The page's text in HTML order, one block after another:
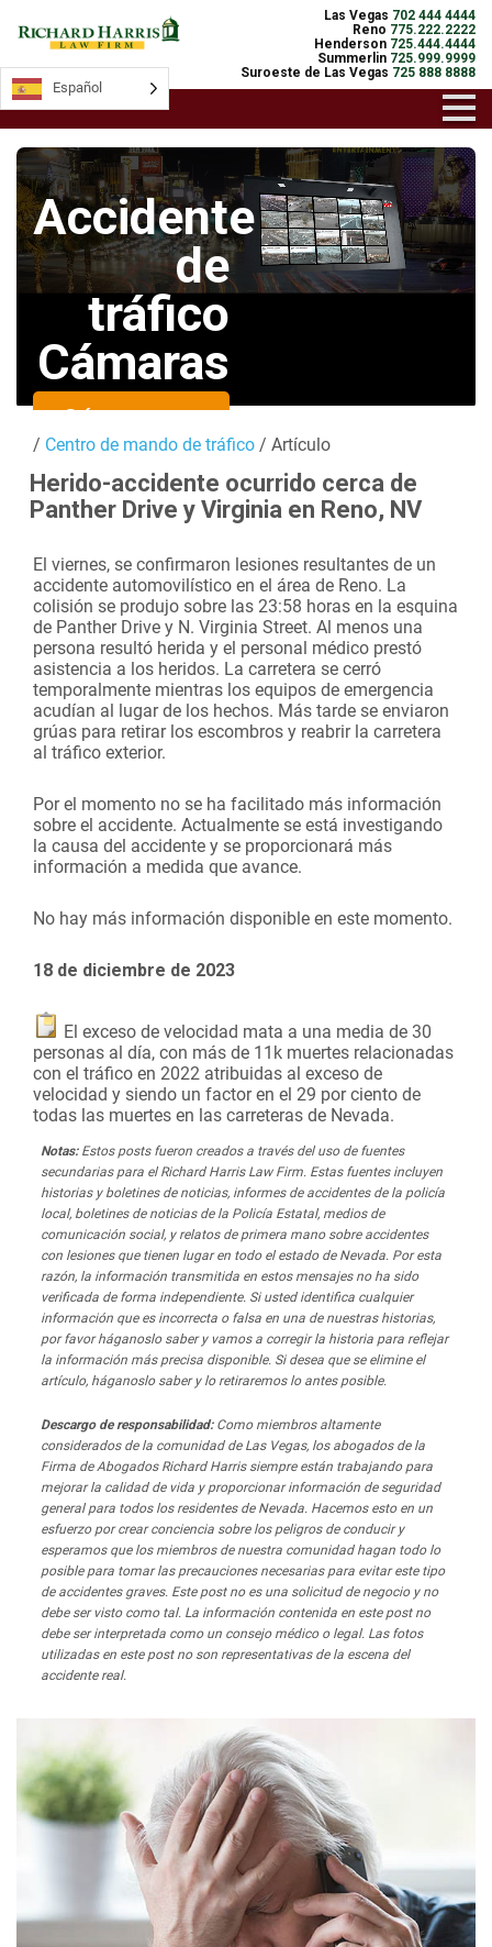
Las Vegas 702 444 4444
Reno 775.222.2222
Henderson 725.444.4444
Summerlin 725.999.9999
Suroeste de Las Vegas 725 888 8888
Accidente
de
tráfico
Cámaras
Cámaras en
directo
/ Centro de mando de tráfico / Artículo
Herido-accidente ocurrido cerca de
Panther Drive y Virginia en Reno, NV
El viernes, se confirmaron lesiones resultantes de un
accidente automovilístico en el área de Reno. La
colisión se produjo sobre las 23:58 horas en la esquina
de Panther Drive y N. Virginia Street. Al menos una
persona resultó herida y el personal médico prestó
asistencia a los heridos. La carretera se cerró
temporalmente mientras los equipos de emergencia
acudían al lugar de los hechos. Más tarde se enviaron
grúas para retirar los escombros y reabrir la carretera
al tráfico exterior.
Por el momento no se ha facilitado más información
sobre el accidente. Actualmente se está investigando
la causa del accidente y se proporcionará más
información a medida que avance.
No hay más información disponible en este momento.
18 de diciembre de 2023
El exceso de velocidad mata a una media de 30
personas al día, con más de 11k muertes relacionadas
con el tráfico en 2022 atribuidas al exceso de
velocidad y siendo un factor en el 29 por ciento de
todas las muertes en las carreteras de Nevada.
Notas:Estos posts fueron creados a través del uso de fuentes
secundarias para el Richard Harris Law Firm. Estas fuentes incluyen
historias y boletines de noticias, informes de accidentes de la policía
local, boletines de noticias de la Policía Estatal, medios de
comunicación social, y relatos de primera mano sobre accidentes
con lesiones que tienen lugar en todo el estado de Nevada. Por esta
razón, la información transmitida en estos mensajes no ha sido
verificada de forma independiente. Si usted identifica cualquier
información que es incorrecta o falsa en una de nuestras historias,
por favor háganoslo saber y vamos a corregir la historia para reflejar
la información más precisa disponible. Si desea que se elimine el
artículo, háganoslo saber y lo retiraremos lo antes posible.
Descargo de responsabilidad:Como miembros altamente
considerados de la comunidad de Las Vegas, los abogados de la
Firma de Abogados Richard Harris siempre están trabajando para
mejorar la calidad de vida y proporcionar información de seguridad
general para todos los residentes de Nevada. Hacemos esto en un
esfuerzo por crear conciencia sobre los peligros de conducir y
esperamos que los miembros de nuestra comunidad hagan todo lo
posible para tomar las precauciones necesarias para evitar este tipo
de accidentes graves. Este post no es una solicitud de negocio y no
debe ser visto como tal. La información contenida en este post no
debe ser interpretada como un consejo médico o legal. Las fotos
utilizadas en este post no son representativas de la escena del
accidente real.
Español
Español